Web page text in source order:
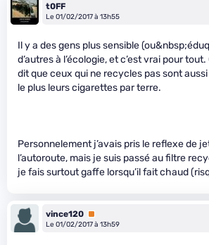
t0FF
Le 01/02/2017 à 13h55
Il y a des gens plus sensible
d’autres à l’écologie, et c’est vrai pour
dit que ceux qui ne recycles pas sont
le plus leurs cigarettes par terre.
Personnelement j’avais pris le reflexe de
l’autoroute, mais je suis passé au filtre
je fais surtout gaffe lorsqu’il fait chaud
vince120 Premium
Le 01/02/2017 à 13h59